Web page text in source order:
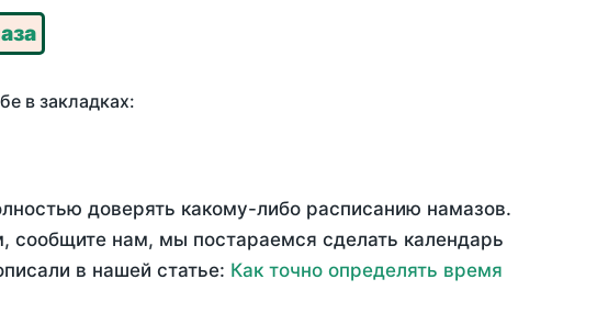
в закладках:
доверять какому-либо расписанию намазов.
нам, мы постараемся сделать календарь
в нашей статье: Как точно определять время